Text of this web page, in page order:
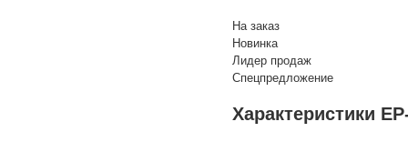
На заказ
Новинка
Лидер продаж
Спецпредложение
Характеристики